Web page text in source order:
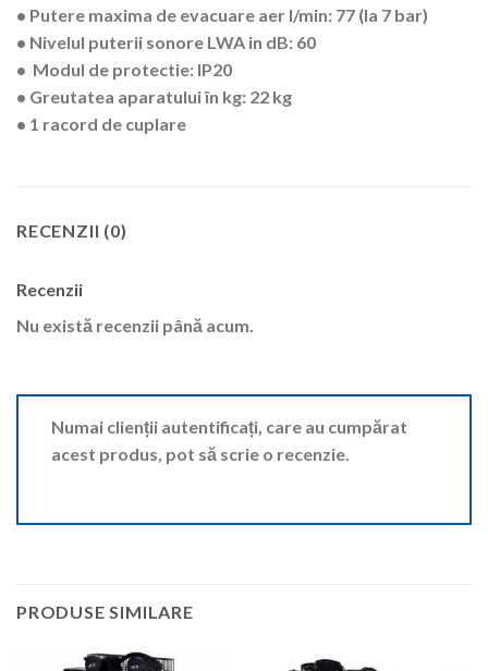
• Putere maxima de evacuare aer l/min: 77 (la 7 bar)
• Nivelul puterii sonore LWA in dB: 60
• Modul de protectie: IP20
• Greutatea aparatului în kg: 22 kg
• 1 racord de cuplare
RECENZII (0)
Recenzii
Nu există recenzii până acum.
Numai clienții autentificați, care au cumpărat
acest produs, pot să scrie o recenzie.
PRODUSE SIMILARE